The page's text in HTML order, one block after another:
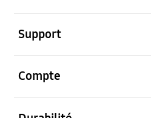
Support
Compte